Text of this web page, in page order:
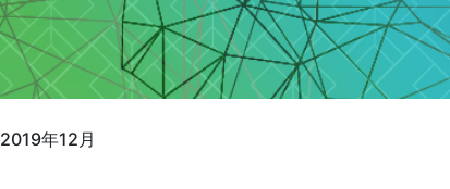
2019年12月